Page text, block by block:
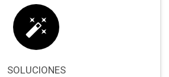
SOLUCIONES